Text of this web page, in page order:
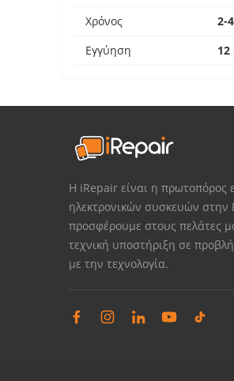
Χρόνος
2-
Εγγύηση
12
Η iRepair είναι η πρωτοπόρος
ηλεκτρονικών συσκευών στην
προσφέρουμε στους πελάτες
τεχνική υποστήριξη σε
με την τεχνολογία.